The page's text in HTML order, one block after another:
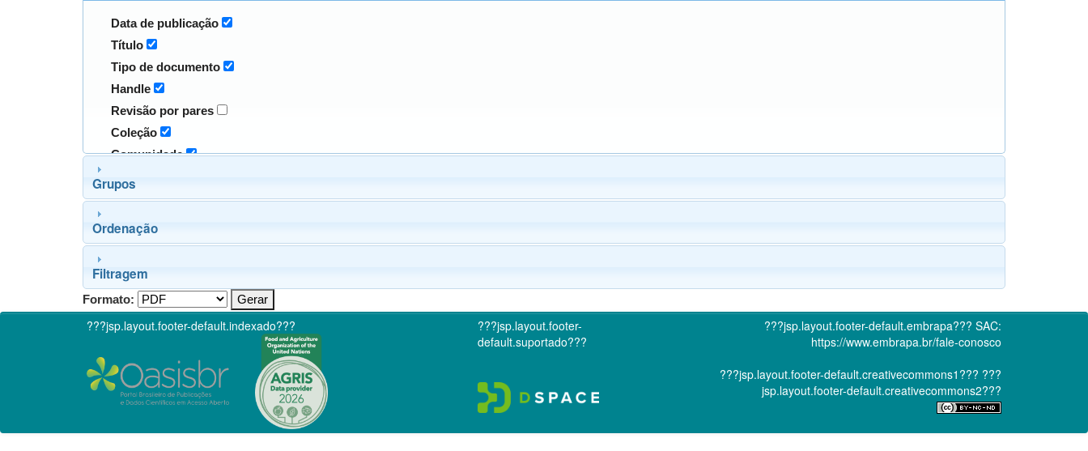
Data de publicação
Título
Tipo de documento
Handle
Revisão por pares
Coleção
Comunidade
Grupos
Ordenação
Filtragem
Formato:
???jsp.layout.footer-default.indexado???
???jsp.layout.footer-
default.suportado???
???jsp.layout.footer-default.embrapa??? SAC:
https://www.embrapa.br/fale-conosco
???jsp.layout.footer-default.creativecommons1??? ???
jsp.layout.footer-default.creativecommons2???